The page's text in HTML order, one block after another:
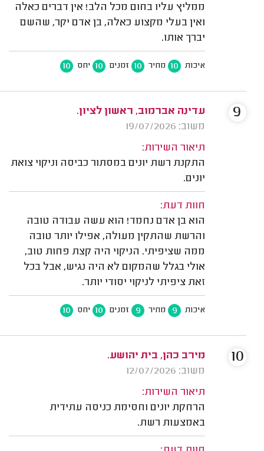
ממליץ עליו בחום מכל הלב! אין דברים כאלה
ואין בעלי מקצוע כאלה, בן אדם יקר, שהשם
יברך אותו.
איכות 10 מחיר 10 זמנים 10 יחס 10
עדינה אברמוב, ראשון לציון.
משוב: 19/07/2026
תיאור השירות:
התקנת רשת יונים במסתור כביסה וניקוי צואת
יונים.
חוות דעת:
הוא בן אדם נחמד! הוא עשה עבודה טובה
והרשת שהתקין מעולה, אפילו יותר טובה
ממה שציפיתי. הניקוי היה קצת פחות טוב,
אולי בגלל שהמקום לא היה נגיש, אבל בכל
זאת ציפיתי לניקוי יסודי יותר.
איכות 9 מחיר 9 זמנים 10 יחס 10
9
מירב כהן, בית יהושע.
משוב: 12/07/2026
תיאור השירות:
הרחקת יונים וחסימת כניסה עתידית
באמצעות רשת.
10